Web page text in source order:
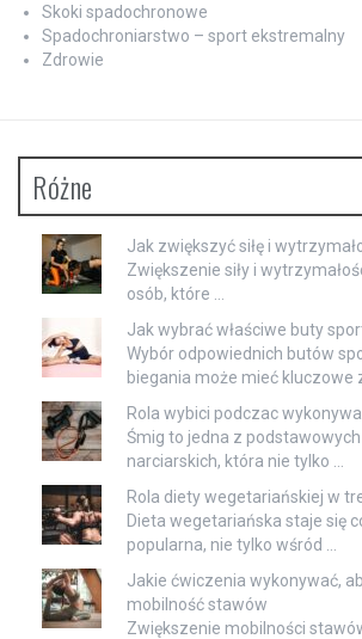
Skoki spadochronowe
Spadochroniarstwo – sport ekstremalny
Zdrowie
Różne
Jak zwiększyć siłę i
Zwiększenie siły i
osób, które …
Jak wybrać właściwe buty
Wybór odpowiednich butów
biegania może mieć kluczowe
Rola wybici podczac
Śmig to jedna z
narciarskich, która nie tylko …
Rola diety wegetariańskiej w
Dieta wegetariańska staje się
popularna, nie tylko wśród …
Jakie ćwiczenia wykonywać,
mobilność stawów
Zwiększenie mobilności